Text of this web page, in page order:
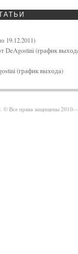
19.12.2011)
DeAgostini (график
(график выхода)
права защищены